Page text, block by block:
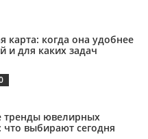
карта: когда она удобнее
и для каких задач
тренды ювелирных
выбирают сегодня